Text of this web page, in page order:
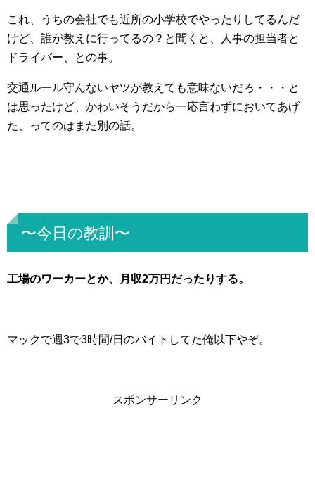
これ、うちの会社でも近所の小学校でやったりしてるんだ
けど、誰が教えに行ってるの？と聞くと、人事の担当者と
ドライバー、との事。
交通ルール守んないヤツが教えても意味ないだろ・・・と
は思ったけど、かわいそうだから一応言わずにおいてあげ
た、ってのはまた別の話。
〜今日の教訓〜
工場のワーカーとか、月収2万円だったりする。
マックで週3で3時間/日のバイトしてた俺以下やぞ。
スポンサーリンク